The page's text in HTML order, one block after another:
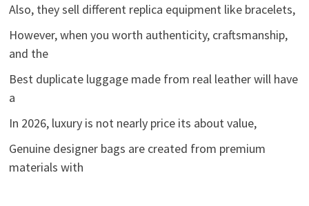
Also, they sell different replica equipment like bracelets,
However, when you worth authenticity, craftsmanship,
and the
Best duplicate luggage made from real leather will have
a
In 2026, luxury is not nearly price its about value,
Genuine designer bags are created from premium
materials with